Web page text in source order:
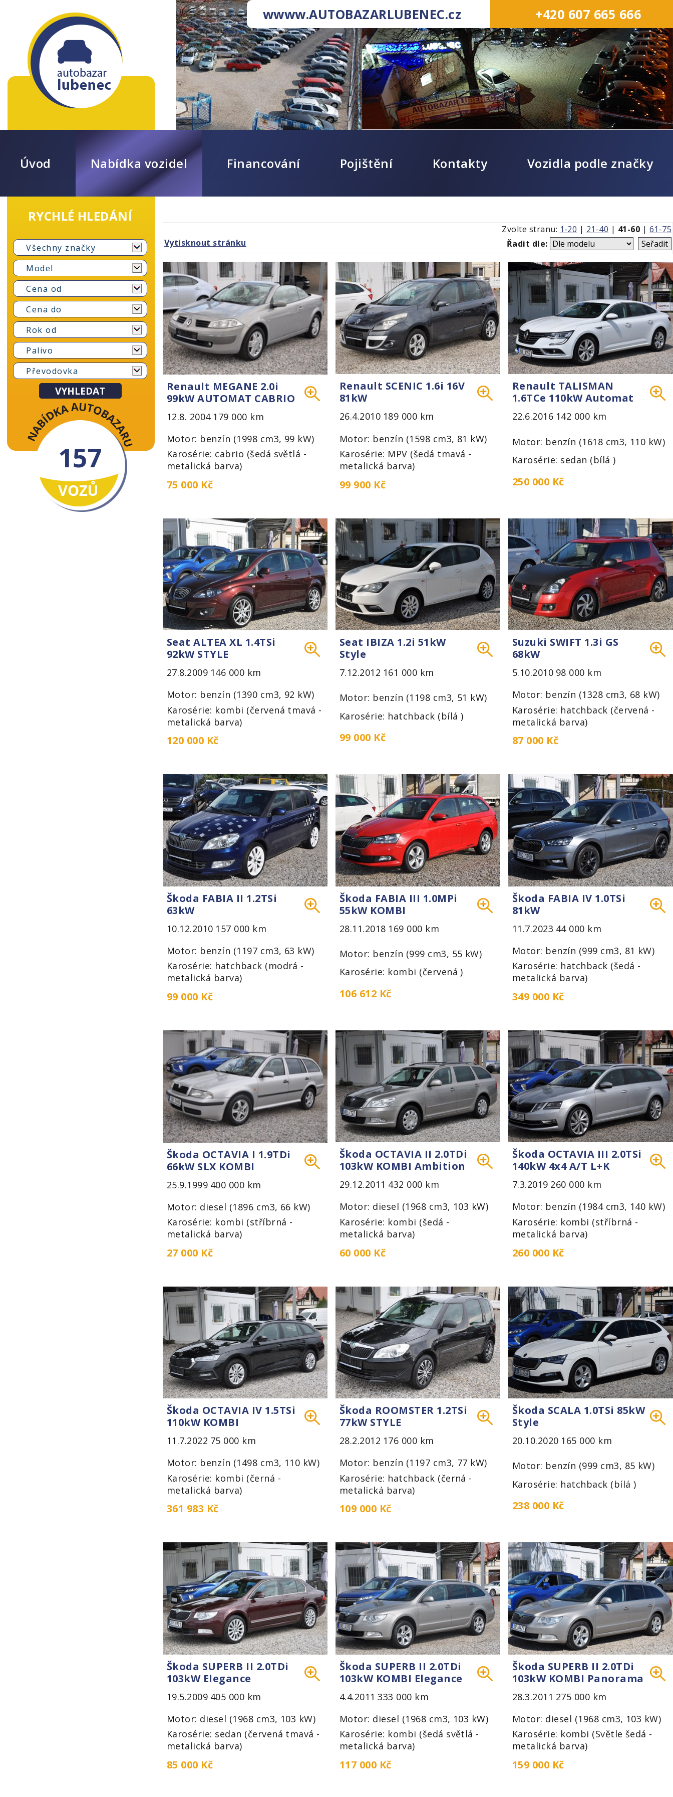
Úvod Nabídka vozidel Financování Pojištění Kontakty Vozidla podle značky
wwww.AUTOBAZARLUBENEC.cz +420 607 665 666
Zvolte stranu: 1-20 | 21-40 | 41-60 | 61-75
Vytisknout stránku
Řadit dle:
Renault MEGANE 2.0i
99kW AUTOMAT CABRIO
12.8. 2004 179 000 km
Motor: benzín (1998 cm3, 99 kW)
Karosérie: cabrio (šedá světlá -
metalická barva)
75 000 Kč
Renault SCENIC 1.6i 16V
81kW
26.4.2010 189 000 km
Motor: benzín (1598 cm3, 81 kW)
Karosérie: MPV (šedá tmavá -
metalická barva)
99 900 Kč
Renault TALISMAN
1.6TCe 110kW Automat
22.6.2016 142 000 km
Motor: benzín (1618 cm3, 110 kW)
Karosérie: sedan (bílá )
250 000 Kč
Seat ALTEA XL 1.4TSi
92kW STYLE
27.8.2009 146 000 km
Motor: benzín (1390 cm3, 92 kW)
Karosérie: kombi (červená tmavá -
metalická barva)
120 000 Kč
Seat IBIZA 1.2i 51kW
Style
7.12.2012 161 000 km
Motor: benzín (1198 cm3, 51 kW)
Karosérie: hatchback (bílá )
99 000 Kč
Suzuki SWIFT 1.3i GS
68kW
5.10.2010 98 000 km
Motor: benzín (1328 cm3, 68 kW)
Karosérie: hatchback (červená -
metalická barva)
87 000 Kč
Škoda FABIA II 1.2TSi
63kW
10.12.2010 157 000 km
Motor: benzín (1197 cm3, 63 kW)
Karosérie: hatchback (modrá -
metalická barva)
99 000 Kč
Škoda FABIA III 1.0MPi
55kW KOMBI
28.11.2018 169 000 km
Motor: benzín (999 cm3, 55 kW)
Karosérie: kombi (červená )
106 612 Kč
Škoda FABIA IV 1.0TSi
81kW
11.7.2023 44 000 km
Motor: benzín (999 cm3, 81 kW)
Karosérie: hatchback (šedá -
metalická barva)
349 000 Kč
Škoda OCTAVIA I 1.9TDi
66kW SLX KOMBI
25.9.1999 400 000 km
Motor: diesel (1896 cm3, 66 kW)
Karosérie: kombi (stříbrná -
metalická barva)
27 000 Kč
Škoda OCTAVIA II 2.0TDi
103kW KOMBI Ambition
29.12.2011 432 000 km
Motor: diesel (1968 cm3, 103 kW)
Karosérie: kombi (šedá -
metalická barva)
60 000 Kč
Škoda OCTAVIA III 2.0TSi
140kW 4x4 A/T L+K
7.3.2019 260 000 km
Motor: benzín (1984 cm3, 140 kW)
Karosérie: kombi (stříbrná -
metalická barva)
260 000 Kč
Škoda OCTAVIA IV 1.5TSi
110kW KOMBI
11.7.2022 75 000 km
Motor: benzín (1498 cm3, 110 kW)
Karosérie: kombi (černá -
metalická barva)
361 983 Kč
Škoda ROOMSTER 1.2TSi
77kW STYLE
28.2.2012 176 000 km
Motor: benzín (1197 cm3, 77 kW)
Karosérie: hatchback (černá -
metalická barva)
109 000 Kč
Škoda SCALA 1.0TSi 85kW
Style
20.10.2020 165 000 km
Motor: benzín (999 cm3, 85 kW)
Karosérie: hatchback (bílá )
238 000 Kč
Škoda SUPERB II 2.0TDi
103kW Elegance
Automat
19.5.2009 405 000 km
Motor: diesel (1968 cm3, 103 kW)
Karosérie: sedan (červená tmavá -
metalická barva)
85 000 Kč
Škoda SUPERB II 2.0TDi
103kW KOMBI Elegance
4.4.2011 333 000 km
Motor: diesel (1968 cm3, 103 kW)
Karosérie: kombi (šedá světlá -
metalická barva)
117 000 Kč
Škoda SUPERB II 2.0TDi
103kW KOMBI Panorama
28.3.2011 275 000 km
Motor: diesel (1968 cm3, 103 kW)
Karosérie: kombi (Světle šedá -
metalická barva)
159 000 Kč
RYCHLÉ HLEDÁNÍ
Všechny značky
Model
Cena od
Cena do
Rok od
Palivo
Převodovka
157